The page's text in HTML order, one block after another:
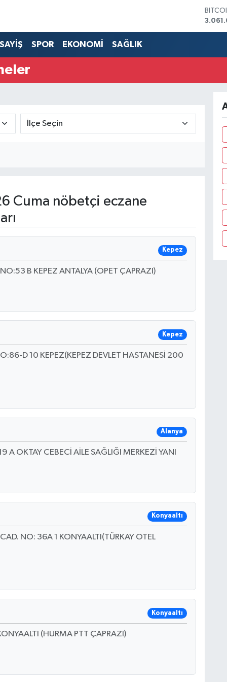
EURO
13.799
SPOR EKONOMİ SAĞLIK
Cuma nöbetçi eczane
Kepez
B KEPEZ ANTALYA (OPET ÇAPRAZI)
Kepez
D 10 KEPEZ(KEPEZ DEVLET HASTANESİ 200
Alanya
A OKTAY CEBECİ AİLE SAĞLIĞI MERKEZİ YANI
Konyaaltı
NO: 36A 1 KONYAALTI(TÜRKAY OTEL
Konyaaltı
(HURMA PTT ÇAPRAZI)